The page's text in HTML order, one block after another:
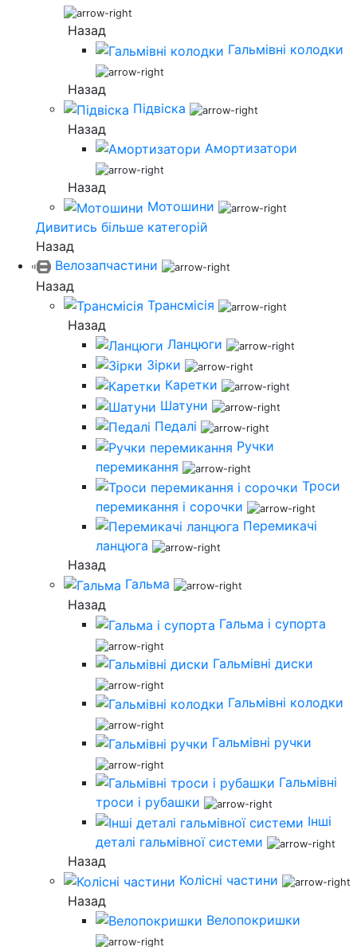
Назад
Гальмівні колодки
Назад
Підвіска
Назад
Амортизатори
Назад
Мотошини
Дивитись більше категорій
Назад
Велозапчастини
Назад
Трансмісія
Назад
Ланцюги
Зірки
Каретки
Шатуни
Педалі
Ручки
перемикання
Троси
перемикання і сорочки
Перемикачі
ланцюга
Назад
Гальма
Назад
Гальма і супорта
Гальмівні диски
Гальмівні колодки
Гальмівні ручки
Гальмівні
троси і рубашки
Інші
деталі гальмівної системи
Назад
Колісні частини
Назад
Велопокришки